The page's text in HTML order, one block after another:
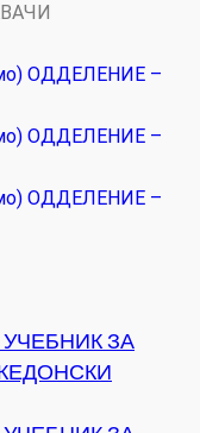
ОДДЕЛЕНИЕ –
ОДДЕЛЕНИЕ –
ОДДЕЛЕНИЕ –
ЗА